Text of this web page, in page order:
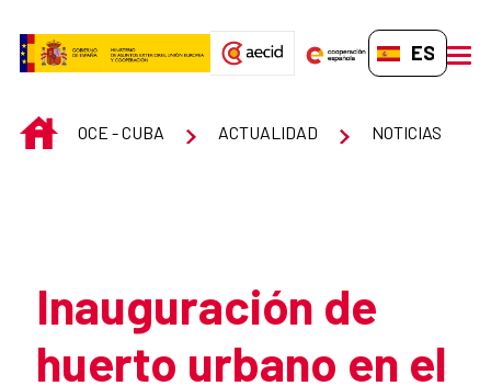
ES-ES
INICIOOCE - CUBA ACTUALIDAD NOTICIAS
Inauguración de
huerto urbano en el